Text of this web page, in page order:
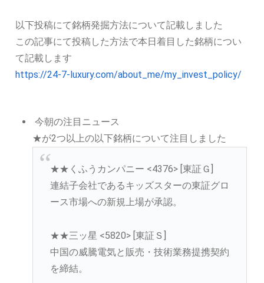
以下投稿にて銘柄発掘方法について記載しました
この記事にて投稿した方法で本日着目した銘柄につい
て記載します
https://24-7-luxury.com/about_me/my_invest_policy/
今朝の注目ニュース
★が2つ以上の以下銘柄について注目しました
★★くふうカンパニー <4376> [東証Ｇ]
連結子会社であるキッズスターの東証グロ
ース市場への新規上場が承認。
★★三ッ星 <5820> [東証Ｓ]
中国の威騰電気と販売・技術業務提携契約
を締結。